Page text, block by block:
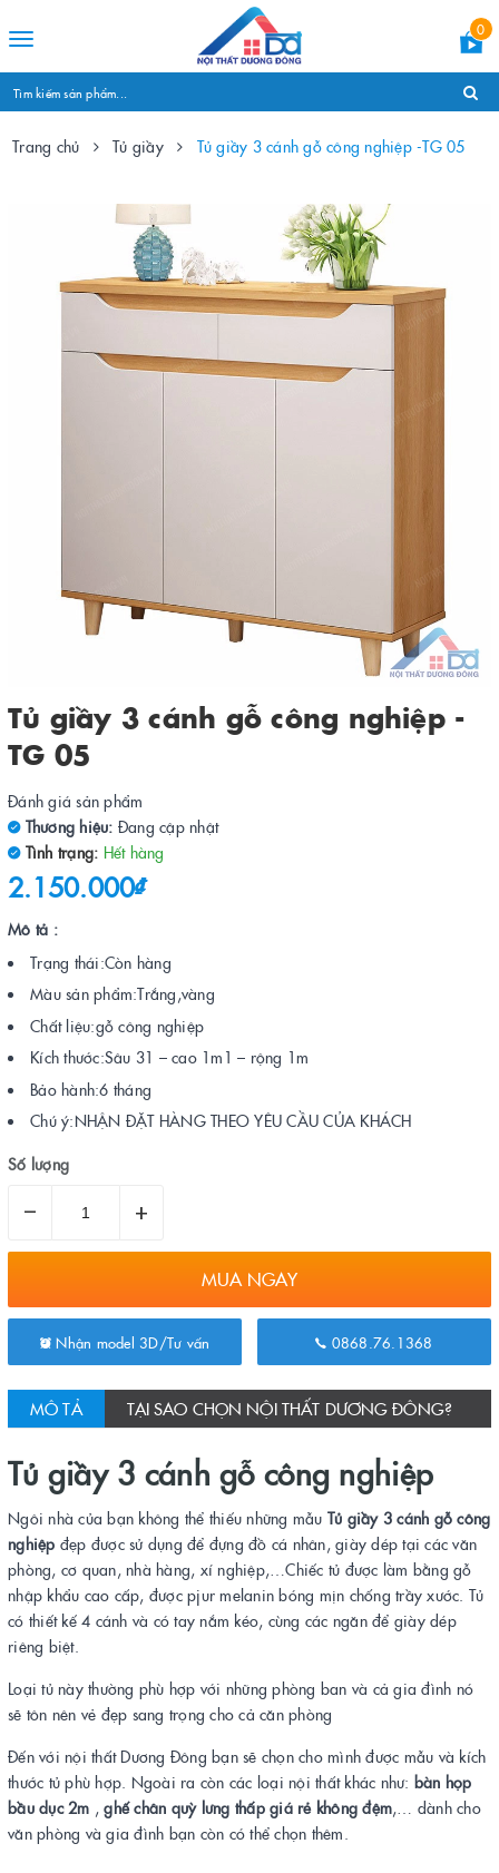
Toggle
0
Trang chủ Tủ giầy Tủ giầy 3 cánh gỗ công nghiệp -TG 05
Tủ giầy 3 cánh gỗ công nghiệp -
TG 05
Đánh giá sản phẩm
Thương hiệu: Đang cập nhật
Tình trạng: Hết hàng
2.150.000₫
Mô tả :
Trạng thái:Còn hàng
Màu sản phẩm:Trắng,vàng
Chất liệu:gỗ công nghiệp
Kích thước:Sâu 31 – cao 1m1 – rộng 1m
Bảo hành:6 tháng
Chú ý:NHẬN ĐẶT HÀNG THEO YÊU CẦU CỦA KHÁCH
Số lượng
– +
MUA NGAY
Nhận model 3D/Tư vấn 0868.76.1368
MÔ TẢ TẠI SAO CHỌN NỘI THẤT DƯƠNG ĐÔNG?
Tủ giầy 3 cánh gỗ công nghiệp
Ngôi nhà của bạn không thể thiếu những mẫu Tủ giầy 3 cánh gỗ công
nghiệp đẹp được sử dụng để đựng đồ cá nhân, giày dép tại các văn
phòng, cơ quan, nhà hàng, xí nghiệp,…Chiếc tủ được làm bằng gỗ
nhập khẩu cao cấp, được pjur melanin bóng mịn chống trầy xước. Tủ
có thiết kế 4 cánh và có tay nắm kéo, cùng các ngăn để giày dép
riêng biệt.
Loại tủ này thường phù hợp với những phòng ban và cả gia đình nó
sẽ tôn nên vẻ đẹp sang trọng cho cả căn phòng
Đến với nội thất Dương Đông bạn sẽ chọn cho mình được mẫu và kích
thước tủ phù hợp. Ngoài ra còn các loại nội thất khác như: bàn họp
bầu dục 2m ,ghế chân quỳ lưng thấp giá rẻ không đệm,… dành cho
văn phòng và gia đình bạn còn có thể chọn thêm.